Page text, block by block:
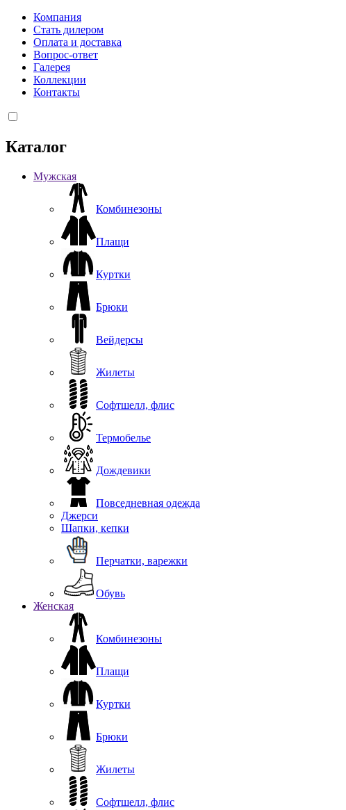
Компания
Стать дилером
Оплата и доставка
Вопрос-ответ
Галерея
Коллекции
Контакты
Каталог
Мужская
Комбинезоны
Плащи
Куртки
Брюки
Вейдерсы
Жилеты
Софтшелл, флис
Термобелье
Дождевики
Повседневная одежда
Джерси
Шапки, кепки
Перчатки, варежки
Обувь
Женская
Комбинезоны
Плащи
Куртки
Брюки
Жилеты
Софтшелл, флис